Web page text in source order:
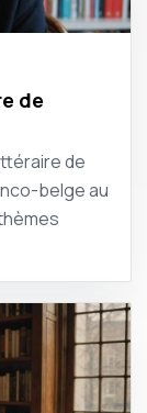
de
de
belge au